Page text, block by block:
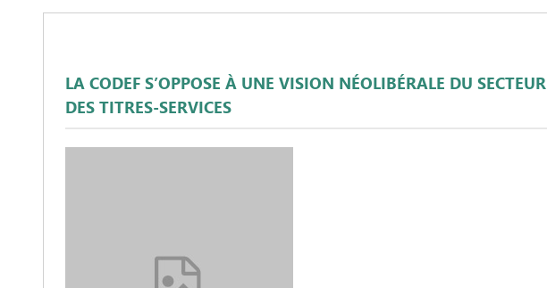
LA CODEF S’OPPOSE À UNE VISION NÉOLIBÉRALE DU SECTEUR
DES TITRES-SERVICES